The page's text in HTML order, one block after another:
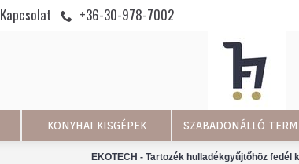
Kapcsolat +36-30-978-7002
KONYHAI KISGÉPEK SZABADONÁLLÓ
EKOTECH - Tartozék hulladékgyűjtőhöz fedél